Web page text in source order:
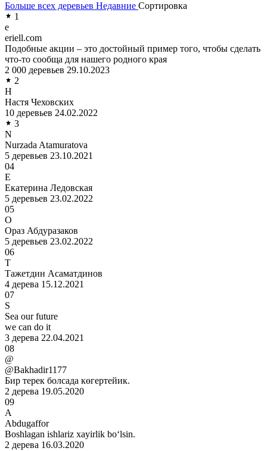
Больше всех деревьев Недавние Сортировка
1
e
eriell.com
Подобные акции – это достойный пример того, чтобы сделать
что-то сообща для нашего родного края
2 000 деревьев 29.10.2023
2
Н
Настя Чеховских
10 деревьев 24.02.2022
3
N
Nurzada Atamuratova
5 деревьев 23.10.2021
04
Е
Екатерина Ледовская
5 деревьев 23.02.2022
05
О
Ораз Абдуразаков
5 деревьев 23.02.2022
06
Т
Тажетдин Асаматдинов
4 дерева 15.12.2021
07
S
Sea our future
we can do it
3 дерева 22.04.2021
08
@
@Bakhadir1177
Бир терек болсада көгертейик.
2 дерева 19.05.2020
09
A
Abdugaffor
Boshlagan ishlariz xayirlik boʻlsin.
2 дерева 16.03.2020